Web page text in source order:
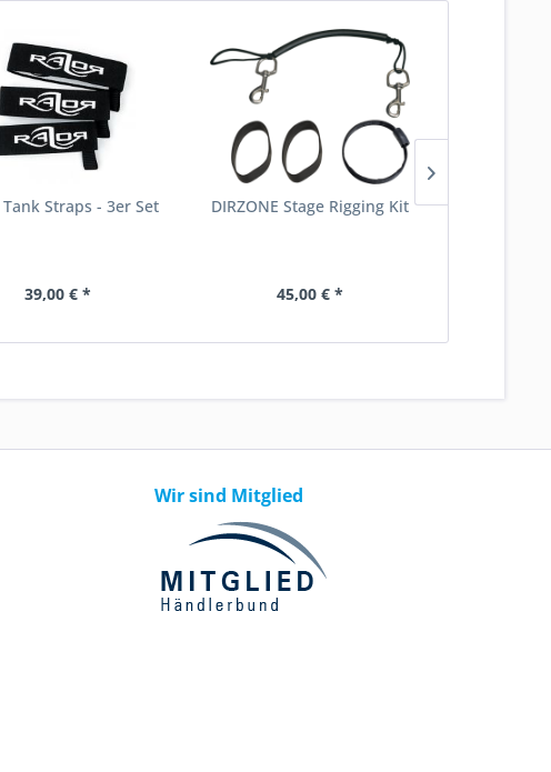
Tank Straps - 3er Set
39,00 € *
DIRZONE Stage Rigging Kit
45,00 € *
Wir sind Mitglied